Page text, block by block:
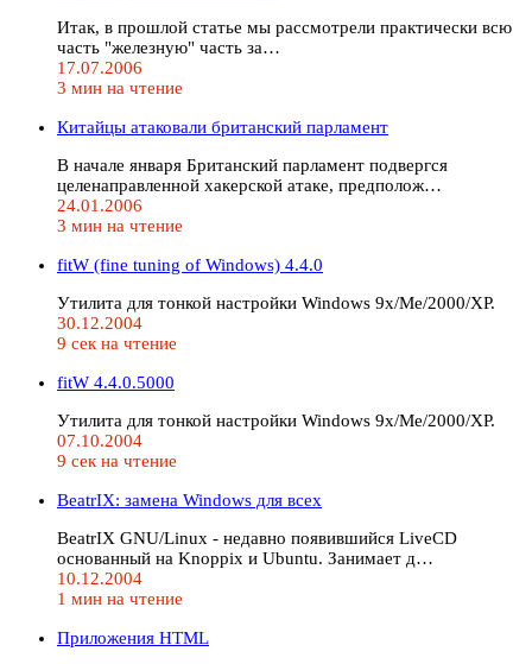
Итак, в прошлой статье мы рассмотрели практически всю
часть "железную" часть за…
17.07.2006
3 мин на чтение
Китайцы атаковали британский парламент
В начале января Британский парламент подвергся
целенаправленной хакерской атаке, предполож…
24.01.2006
3 мин на чтение
fitW (fine tuning of Windows) 4.4.0
Утилита для тонкой настройки Windows 9x/Me/2000/XP.
30.12.2004
9 сек на чтение
fitW 4.4.0.5000
Утилита для тонкой настройки Windows 9x/Me/2000/XP.
07.10.2004
9 сек на чтение
BeatrIX: замена Windows для всех
BeatrIX GNU/Linux - недавно появившийся LiveCD
основанный на Knoppix и Ubuntu. Занимает д…
10.12.2004
1 мин на чтение
Приложения HTML